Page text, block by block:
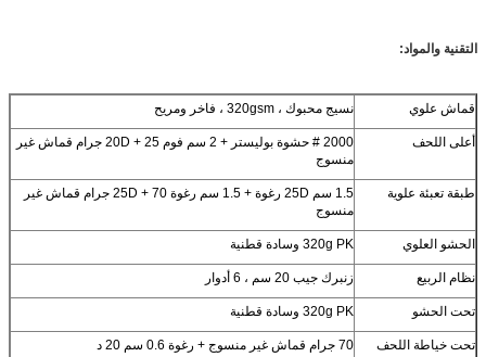
التقنية والمواد:
قماش علوي نسيج محبوك ، 320gsm ، فاخر ومريح
أعلى اللحف
2000 # حشوة بوليستر + 2 سم فوم 20D + 25 جرام قماش غير
منسوج
طبقة تعبئة علوية
1.5 سم 25D رغوة + 1.5 سم رغوة 25D + 70 جرام قماش غير
منسوج
الحشو العلوي 320g PK وسادة قطنية
نظام الربيع زنبرك جيب 20 سم ، 6 أدوار
تحت الحشو 320g PK وسادة قطنية
تحت خياطة اللحف 70 جرام قماش غير منسوج + رغوة 0.6 سم 20 د